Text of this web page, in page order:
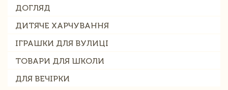
ДОГЛЯД
ДИТЯЧЕ ХАРЧУВАННЯ
ІГРАШКИ ДЛЯ ВУЛИЦІ
ТОВАРИ ДЛЯ ШКОЛИ
ДЛЯ ВЕЧІРКИ